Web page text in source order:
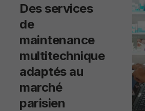
Des services
de
maintenance
multitechnique
adaptés au
marché
parisien